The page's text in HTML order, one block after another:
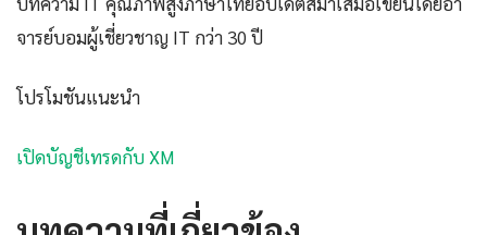
จารย์บอมผู้เชี่ยวชาญ IT กว่า 30 ปี
โปรโมชันแนะนำ
เปิดบัญชีเทรดกับ XM